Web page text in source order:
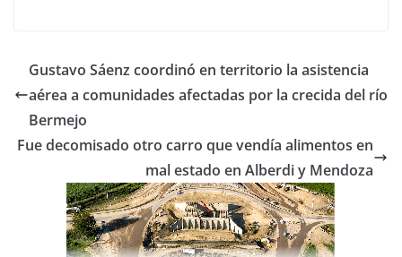
e
b
o
o
k
er s
A
p
p
ar
Gustavo Sáenz coordinó en territorio la asistencia
aérea a comunidades afectadas por la crecida del río
Bermejo
Fue decomisado otro carro que vendía alimentos en
mal estado en Alberdi y Mendoza